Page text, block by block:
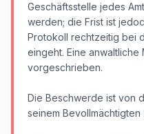
Geschäftsstelle jedes
werden; die Frist ist
Protokoll rechtzeitig bei
eingeht. Eine anwaltliche
vorgeschrieben.
Die Beschwerde ist von
seinem